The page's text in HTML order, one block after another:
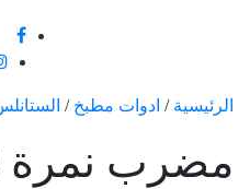
الرئيسية / ادوات مطبخ / الستانلس /
مضرب نمرة 3 ستانلس